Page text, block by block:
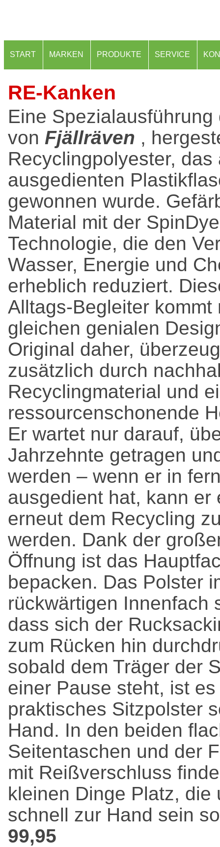
START MARKEN PRODUKTE SERVICE
RE-Kanken
Eine
von Fjällräven ,
Recyclingpolyester, das
ausgedienten
gewonnen wurde.
Material mit der
Technologie, die den
Wasser, Energie und
erheblich reduziert.
Alltags-Begleiter kommt
gleichen genialen
Original daher,
zusätzlich durch
Recyclingmaterial und
ressourcenschonende
Er wartet nur darauf,
Jahrzehnte getragen
werden – wenn er in
ausgedient hat, kann er
erneut dem Recycling
werden. Dank der
Öffnung ist das
bepacken. Das Polster
rückwärtigen Innenfach
dass sich der
zum Rücken hin
sobald dem Träger der
einer Pause steht, ist
praktisches Sitzpolster
Hand. In den beiden
Seitentaschen und der
mit Reißverschluss
kleinen Dinge Platz, die
schnell zur Hand sein
99,95